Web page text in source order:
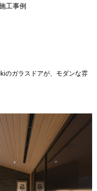
工事例
のガラスドアが、モダンな雰